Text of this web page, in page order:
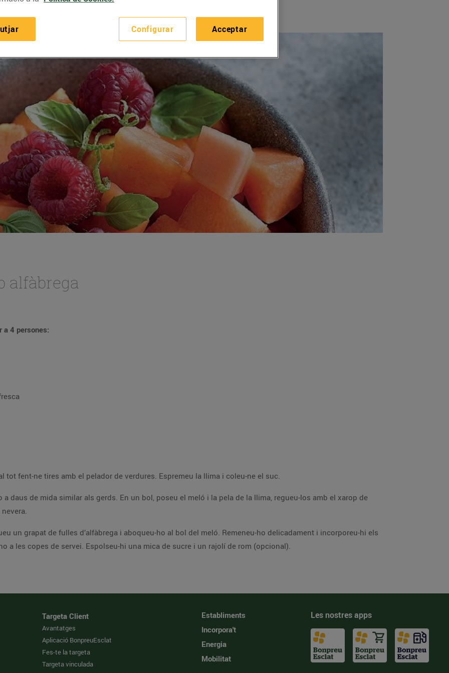
alfàbrega
a 4 persones:
Renteu la llima i retireu-ne la capa superficial tot fent-ne tires amb el pelador de verdures. Espremeu la llima i coleu-ne el suc.
a la nevera.
incorporeu-hi els
gerds, tornant-ho a remenar, abans de passar-ho a les copes de servei. Espolseu-hi una mica de sucre i un rajolí de rom (opcional).
Targeta Client
Avantatges
Aplicació BonpreuEsclat
Fes-te la targeta
Targeta vinculada
Establiments
Incorpora't
Energia
Mobilitat
Les nostres apps
Configurar Acceptar